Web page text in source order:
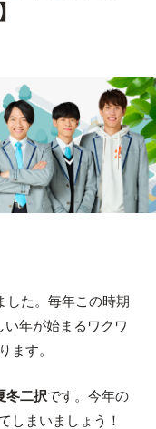
した。毎年この時期
年が始まるワクワ
ます。
冬二択です。今年の
しまいましょう！